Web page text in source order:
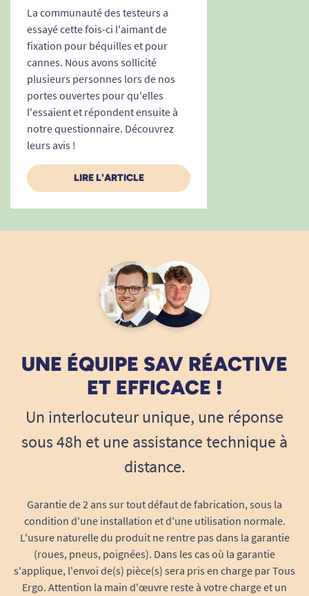
La communauté des testeurs a
essayé cette fois-ci l'aimant de
fixation pour béquilles et pour
cannes. Nous avons sollicité
plusieurs personnes lors de nos
portes ouvertes pour qu'elles
l'essaient et répondent ensuite à
notre questionnaire. Découvrez
leurs avis !
LIRE L'ARTICLE
UNE ÉQUIPE SAV RÉACTIVE
ET EFFICACE !
Un interlocuteur unique, une réponse
sous 48h et une assistance technique à
distance.
Garantie de 2 ans sur tout défaut de fabrication, sous la
condition d'une installation et d'une utilisation normale.
L'usure naturelle du produit ne rentre pas dans la garantie
(roues, pneus, poignées). Dans les cas où la garantie
s'applique, l'envoi de(s) pièce(s) sera pris en charge par Tous
Ergo. Attention la main d'œuvre reste à votre charge et un